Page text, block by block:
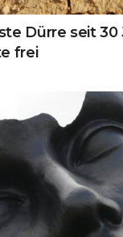
Dürre seit
frei